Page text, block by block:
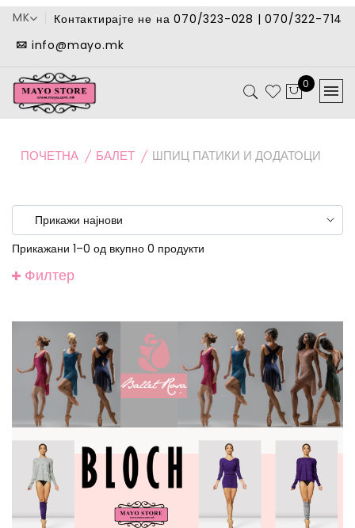
MK
Контактирајте не на 070/323-028 | 070/322-714
info@mayo.mk
0
ПОЧЕТНА БАЛЕТ ШПИЦ ПАТИКИ И ДОДАТОЦИ
Прикажани 1–0 од вкупно 0 продукти
Филтер